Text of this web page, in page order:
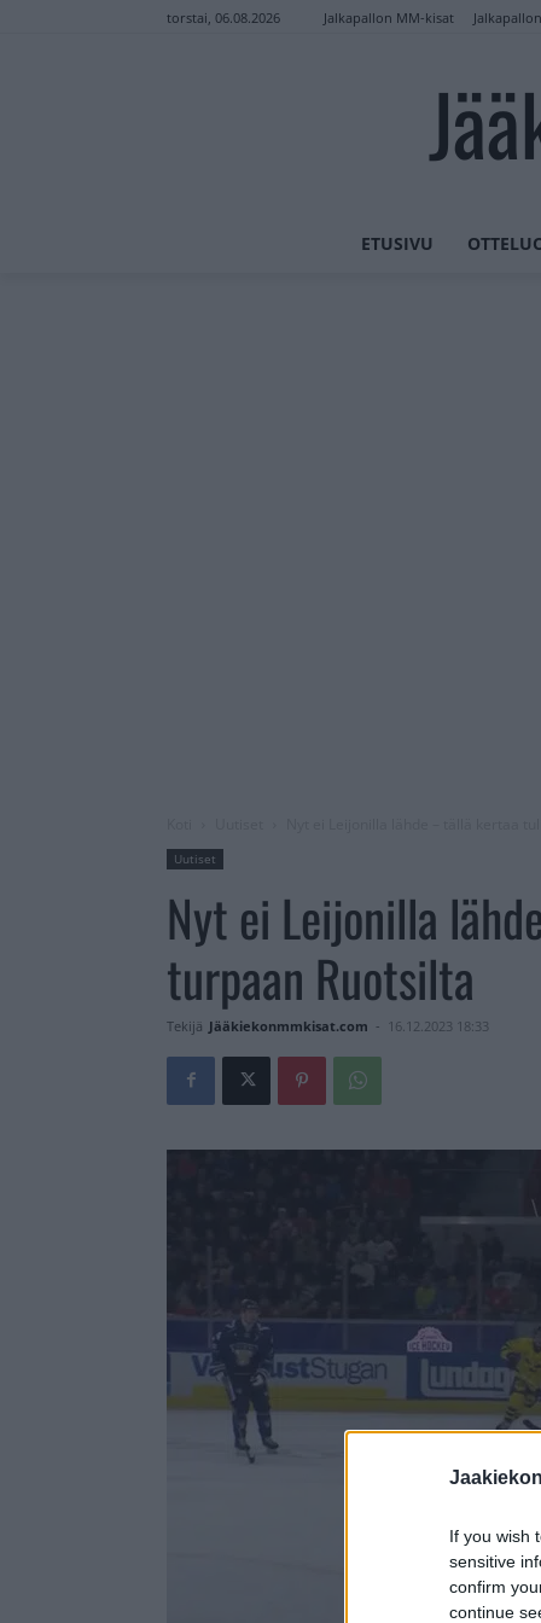
If you wish
sensitive
confirm
continue
torstai, 06.08.2026 Jalkapallon MM-kisat
ETUSIVU
Uutiset
Nyt ei Leijonilla
turpaan Ruotsilta
Tekijä Jääkiekonmmkisat.com - 16.12.2023 18:33